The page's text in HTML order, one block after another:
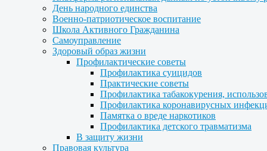
День народного единства
Военно-патриотическое воспитание
Школа Активного Гражданина
Самоуправление
Здоровый образ жизни
Профилактические советы
Профилактика суицидов
Практические советы
Профилактика табакокурения,
Профилактика коронавирусных
Памятка о вреде наркотиков
Профилактика детского травматизма
В защиту жизни
Правовая культура